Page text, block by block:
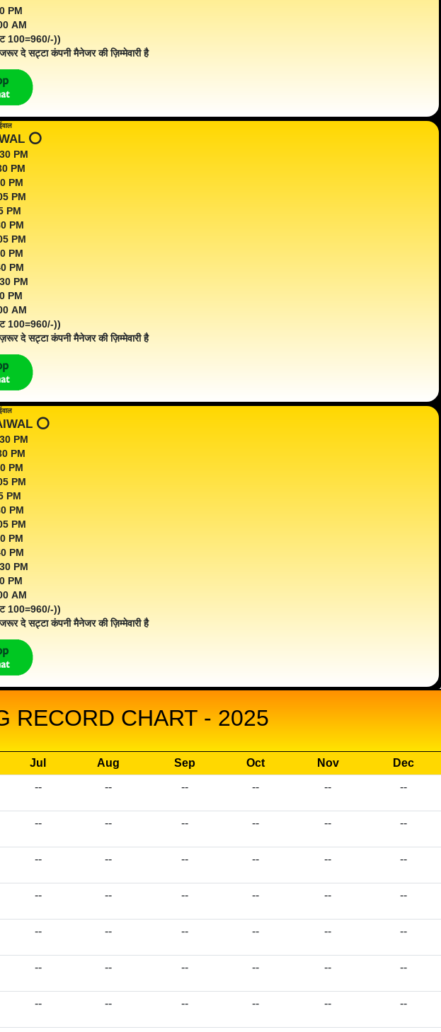
PM
AM
100=960/-))
दे सट्टा कंपनी मैनेजर की ज़िम्मेवारी है
⭕️
PM
PM
PM
PM
PM
PM
PM
PM
PM
PM
PM
AM
100=960/-))
दे सट्टा कंपनी मैनेजर की ज़िम्मेवारी है
⭕️
PM
PM
PM
PM
PM
PM
PM
PM
PM
PM
PM
AM
100=960/-))
दे सट्टा कंपनी मैनेजर की ज़िम्मेवारी है
RECORD CHART - 2025
Jul Aug Sep Oct Nov
Dec
-- -- -- -- -- --
-- -- -- -- -- --
-- -- -- -- -- --
-- -- -- -- -- --
-- -- -- -- -- --
-- -- -- -- -- --
-- -- -- -- -- --